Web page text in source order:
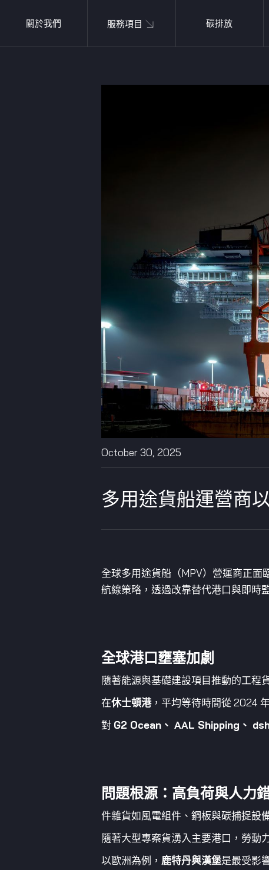
關於我們 服務項目 碳排放
October 30, 2025
多用途貨船運營商
全球多用途貨船（MPV）營運商正面
航線策略，透過改靠替代港口與即時
全球港口壅塞加劇
隨著能源與基礎建設項目推動的工程
在休士頓港，平均等待時間從 2024
對 G2 Ocean、 AAL Shipping、
問題根源：高負荷與人力
件雜貨如風電組件、鋼板與碳捕捉設
隨著大型專案貨湧入主要港口，勞動
以歐洲為例， 鹿特丹與漢堡是最受影